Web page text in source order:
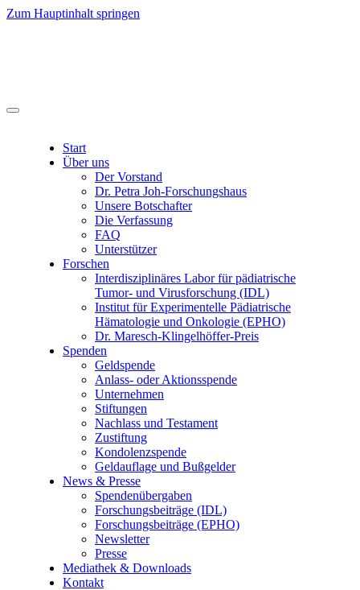
Zum Hauptinhalt springen
Start
Über uns
Der Vorstand
Dr. Petra Joh-Forschungshaus
Unsere Botschafter
Die Verfassung
FAQ
Unterstützer
Forschen
Interdisziplinäres Labor für pädiatrische
Tumor- und Virusforschung (IDL)
Institut für Experimentelle Pädiatrische
Hämatologie und Onkologie (EPHO)
Dr. Maresch-Klingelhöffer-Preis
Spenden
Geldspende
Anlass- oder Aktionsspende
Unternehmen
Stiftungen
Nachlass und Testament
Zustiftung
Kondolenzspende
Geldauflage und Bußgelder
News & Presse
Spendenübergaben
Forschungsbeiträge (IDL)
Forschungsbeiträge (EPHO)
Newsletter
Presse
Mediathek & Downloads
Kontakt